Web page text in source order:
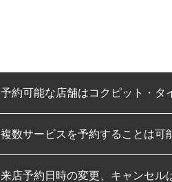
予約可能な店舗はコクピット・タ
コクピット・タイヤ館のみとなり
複数サービスを予約することは可
複数サービスのご予約は可能です
来店予約日時の変更、キャンセル